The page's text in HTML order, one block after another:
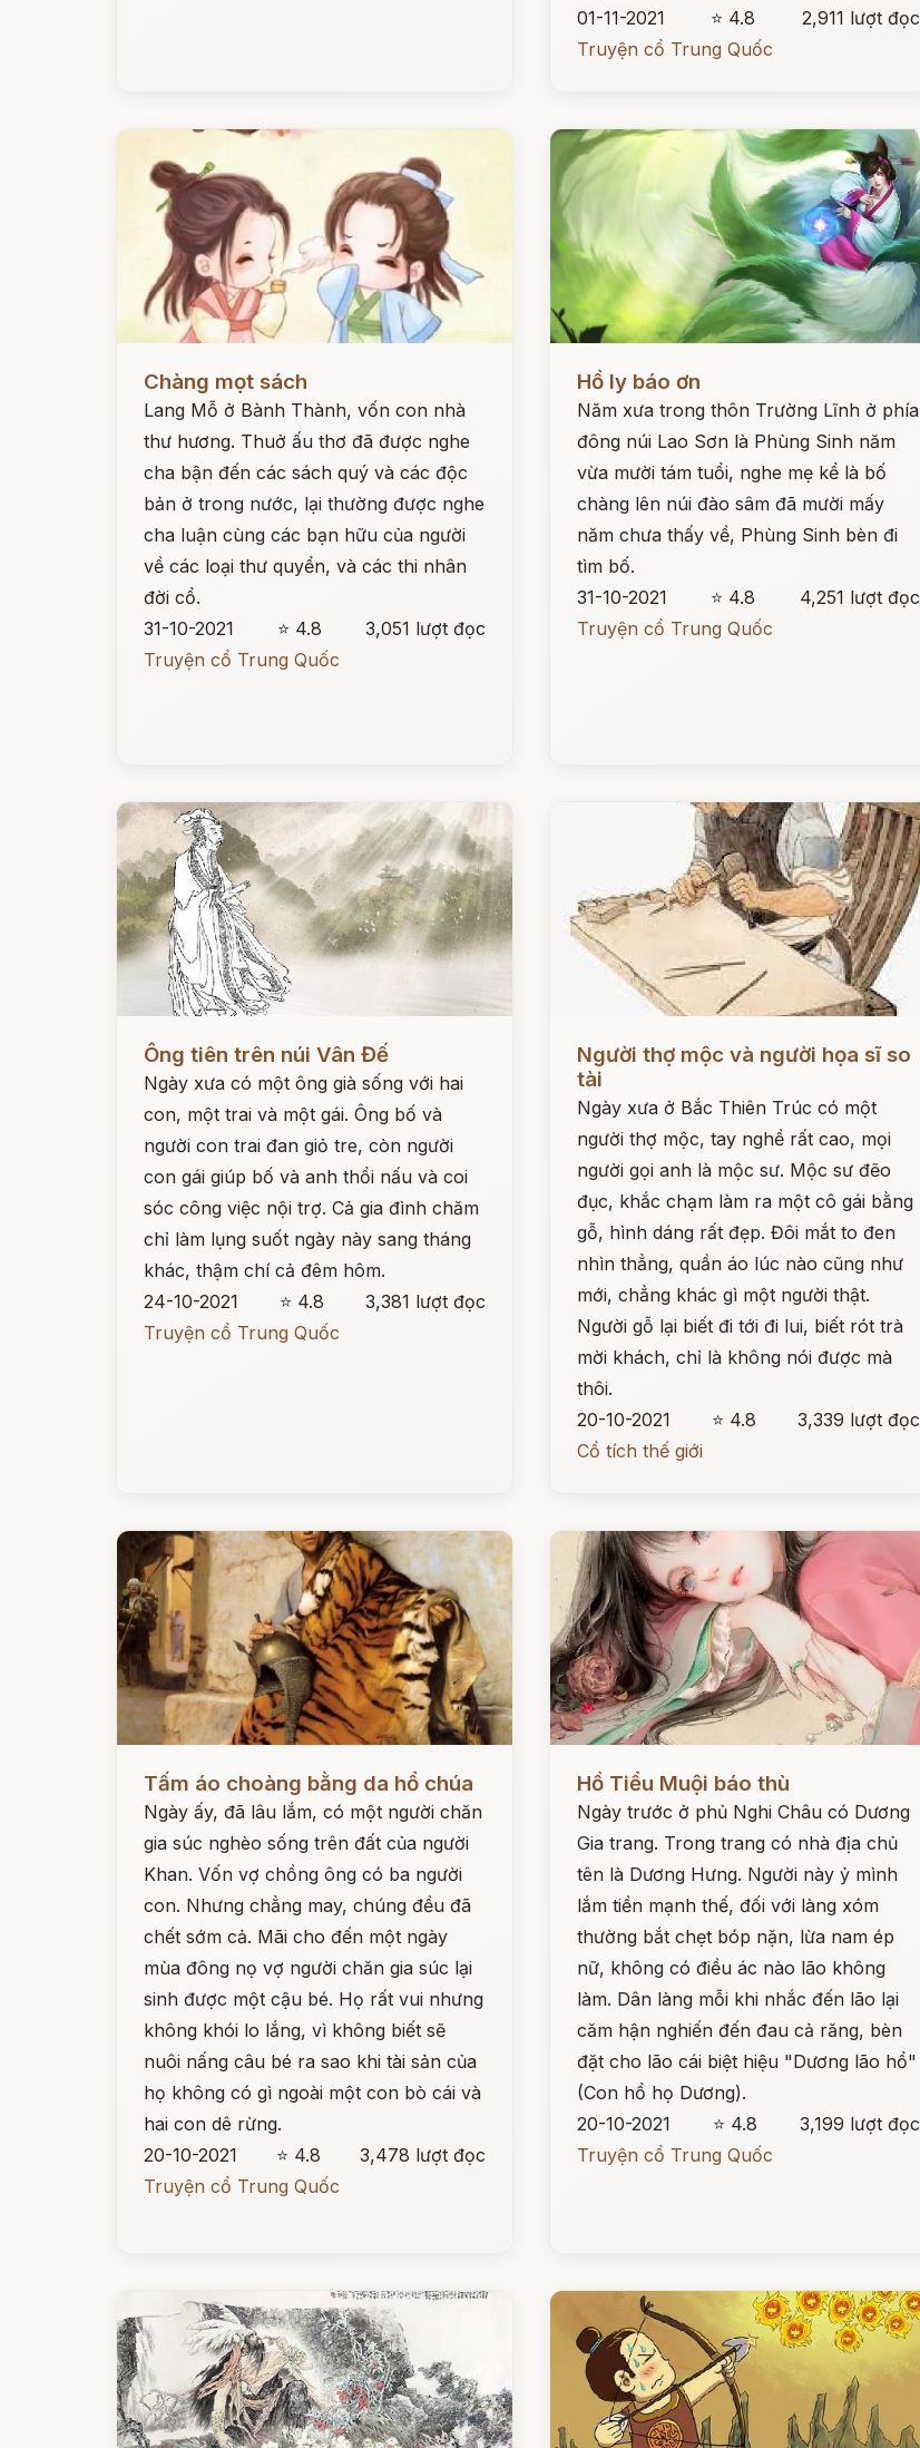
01-11-2021
⭐ 4.8
2,911 lượt đọc
Truyện cổ Trung Quốc
Chàng mọt sách
Lang Mỗ ở Bành Thành, vốn con nhà
thư hương. Thuở ấu thơ đã được nghe
cha bận đến các sách quý và các độc
bản ở trong nước, lại thường được nghe
cha luận cùng các bạn hữu của người
về các loại thư quyển, và các thi nhân
đời cổ.
31-10-2021
⭐ 4.8
3,051 lượt đọc
Truyện cổ Trung Quốc
Đọc ngay
Hồ ly báo ơn
Năm xưa trong thôn Trường Lĩnh ở phía
đông núi Lao Sơn là Phùng Sinh năm
vừa mười tám tuổi, nghe mẹ kể là bố
chàng lên núi đào sâm đã mười mấy
năm chưa thấy về, Phùng Sinh bèn đi
tìm bố.
31-10-2021
⭐ 4.8
4,251 lượt đọc
Truyện cổ Trung Quốc
Đọc ngay
Ông tiên trên núi Vân Đế
Ngày xưa có một ông già sống với hai
con, một trai và một gái. Ông bố và
người con trai đan giỏ tre, còn người
con gái giúp bố và anh thổi nấu và coi
sóc công việc nội trợ. Cả gia đình chăm
chỉ làm lụng suốt ngày này sang tháng
khác, thậm chí cả đêm hôm.
24-10-2021
⭐ 4.8
3,381 lượt đọc
Truyện cổ Trung Quốc
Người thợ mộc và người họa sĩ so
tài
Ngày xưa ở Bắc Thiên Trúc có một
người thợ mộc, tay nghề rất cao, mọi
người gọi anh là mộc sư. Mộc sư đẽo
đục, khắc chạm làm ra một cô gái bằng
gỗ, hình dáng rất đẹp. Đôi mắt to đen
nhìn thẳng, quần áo lúc nào cũng như
mới, chẳng khác gì một người thật.
Người gỗ lại biết đi tới đi lui, biết rót trà
mời khách, chỉ là không nói được mà
thôi.
20-10-2021
⭐ 4.8
3,339 lượt đọc
Cổ tích thế giới
Đọc ngay
Tấm áo choàng bằng da hổ chúa
Ngày ấy, đã lâu lắm, có một người chăn
gia súc nghèo sống trên đất của người
Khan. Vốn vợ chồng ông có ba người
con. Nhưng chẳng may, chúng đều đã
chết sớm cả. Mãi cho đến một ngày
mùa đông nọ vợ người chăn gia súc lại
sinh được một cậu bé. Họ rất vui nhưng
không khói lo lắng, vì không biết sẽ
nuôi nấng câu bé ra sao khi tài sản của
họ không có gì ngoài một con bò cái và
hai con dê rừng.
20-10-2021
⭐ 4.8
3,478 lượt đọc
Truyện cổ Trung Quốc
Đọc ngay
Hồ Tiểu Muội báo thù
Ngày trước ở phủ Nghi Châu có Dương
Gia trang. Trong trang có nhà địa chủ
tên là Dương Hưng. Người này ỷ mình
lắm tiền mạnh thế, đối với làng xóm
thường bắt chẹt bóp nặn, lừa nam ép
nữ, không có điều ác nào lão không
làm. Dân làng mỗi khi nhắc đến lão lại
căm hận nghiến đến đau cả răng, bèn
đặt cho lão cái biệt hiệu "Dương lão hổ"
(Con hổ họ Dương).
20-10-2021
⭐ 4.8
3,199 lượt đọc
Truyện cổ Trung Quốc